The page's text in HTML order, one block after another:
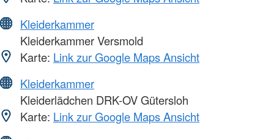
Kleiderkammer
Kleiderkammer Versmold
Karte: Link zur Google Maps Ansicht
Kleiderkammer
Kleiderlädchen DRK-OV Gütersloh
Karte: Link zur Google Maps Ansicht